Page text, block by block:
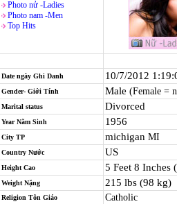
Photo nử -Ladies
Photo nam -Men
Top Hits
Date ngày Ghi Danh 10/7/2012
Gender- Giới Tính Male (Female =
Marital status Divorced
Year Năm Sinh 1956
City TP michigan MI
Country Nước US
Height Cao 5 Feet 8 Inches
Weight Nặng 215 lbs (98 kg)
Religion Tôn Giáo Catholic